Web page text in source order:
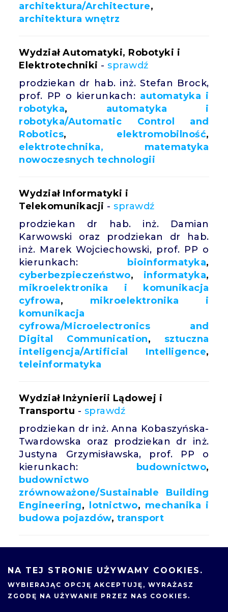
architektura/Architecture,
architektura wnętrz
Wydział Automatyki, Robotyki i
Elektrotechniki -sprawdź
prodziekan dr hab. inż. Stefan Brock,
prof. PP o kierunkach: automatyka i
robotyka, automatyka i
robotyka/Automatic Control and
Robotics, elektromobilność,
elektrotechnika,
matematyka
nowoczesnych technologii
Wydział Informatyki i
Telekomunikacji -sprawdź
prodziekan dr hab. inż. Damian
Karwowski oraz prodziekan dr hab.
inż. Marek Wojciechowski, prof. PP o
kierunkach:
bioinformatyka,
cyberbezpieczeństwo, informatyka,
mikroelektronika i komunikacja
cyfrowa, mikroelektronika i
komunikacja
cyfrowa/Microelectronics and
Digital Communication, sztuczna
inteligencja/Artificial Intelligence,
teleinformatyka
Wydział Inżynierii Lądowej i
Transportu - sprawdź
prodziekan dr inż. Anna Kobaszyńska-
Twardowska oraz prodziekan dr inż.
Justyna Grzymisławska, prof. PP o
kierunkach:
budownictwo,
budownictwo
zrównoważone/Sustainable Building
Engineering, lotnictwo, mechanika i
budowa pojazdów, transport
Fizyki Technicznej-sprawdź
prodziekan dr hab. inż. Wojciech
Koczorowski, prof. PPo kierunkach:
NA TEJ STRONIE UŻYWAMY COOKIES.
WYBIERAJĄC OPCJĘ AKCEPTUJĘ , WYRAŻASZ
ZGODĘ NA UŻYWANIE PRZEZ NAS COOKIES.